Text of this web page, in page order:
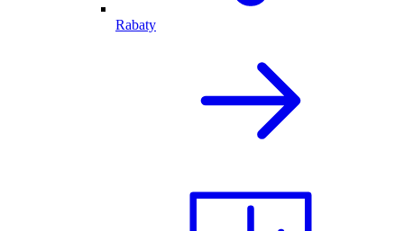
Rabaty